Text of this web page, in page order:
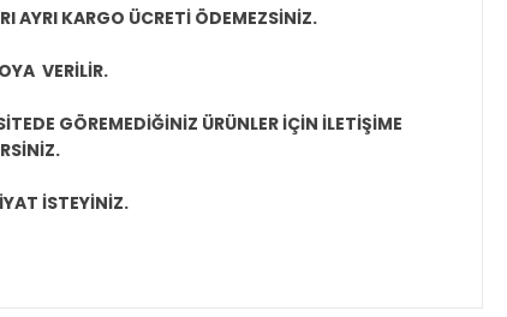
AYRI KARGO ÜCRETİ ÖDEMEZSİNİZ.
VERİLİR.
GÖREMEDİĞİNİZ ÜRÜNLER İÇİN İLETİŞİME
İSTEYİNİZ.